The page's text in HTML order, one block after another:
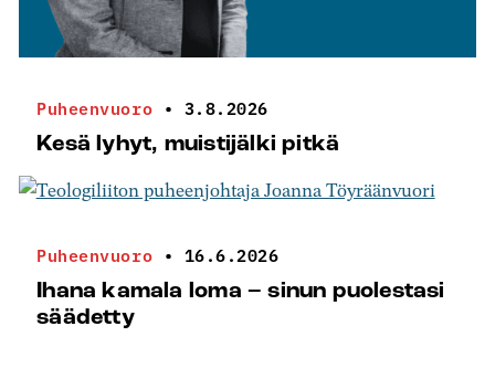
Puheenvuoro • 3.8.2026
Kesä lyhyt, muistijälki pitkä
Puheenvuoro • 16.6.2026
Ihana kamala loma – sinun puolestasi
säädetty